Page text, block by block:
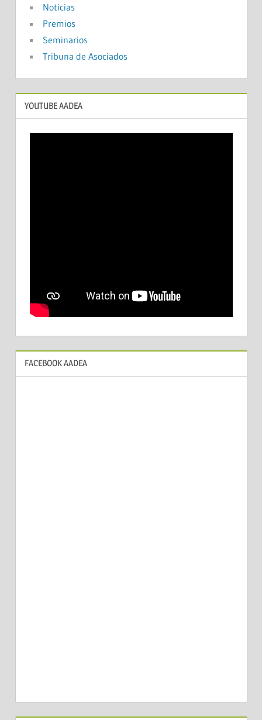
Noticias
Premios
Seminarios
Tribuna de Asociados
YOUTUBE AADEA
FACEBOOK AADEA